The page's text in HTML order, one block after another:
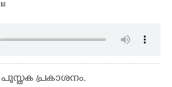
M
പുസ്തക പ്രകാശനം.